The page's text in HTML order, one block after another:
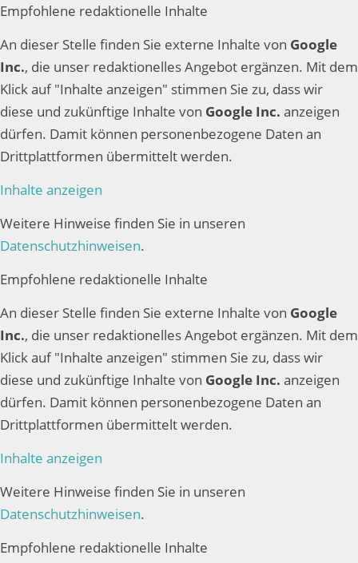
Empfohlene redaktionelle Inhalte
An dieser Stelle finden Sie externe Inhalte von Google
Inc., die unser redaktionelles Angebot ergänzen. Mit dem
Klick auf "Inhalte anzeigen" stimmen Sie zu, dass wir
diese und zukünftige Inhalte von Google Inc. anzeigen
dürfen. Damit können personenbezogene Daten an
Drittplattformen übermittelt werden.
Inhalte anzeigen
Weitere Hinweise finden Sie in unseren
Datenschutzhinweisen.
Empfohlene redaktionelle Inhalte
An dieser Stelle finden Sie externe Inhalte von Google
Inc., die unser redaktionelles Angebot ergänzen. Mit dem
Klick auf "Inhalte anzeigen" stimmen Sie zu, dass wir
diese und zukünftige Inhalte von Google Inc. anzeigen
dürfen. Damit können personenbezogene Daten an
Drittplattformen übermittelt werden.
Inhalte anzeigen
Weitere Hinweise finden Sie in unseren
Datenschutzhinweisen.
Empfohlene redaktionelle Inhalte